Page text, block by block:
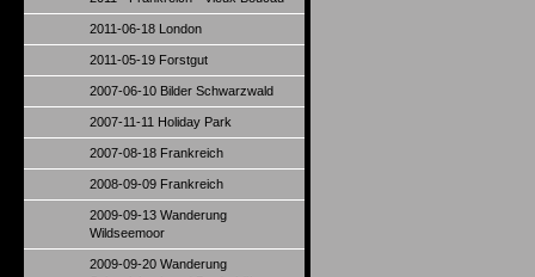
2011-06-18 London
2011-05-19 Forstgut
2007-06-10 Bilder Schwarzwald
2007-11-11 Holiday Park
2007-08-18 Frankreich
2008-09-09 Frankreich
2009-09-13 Wanderung
Wildseemoor
2009-09-20 Wanderung